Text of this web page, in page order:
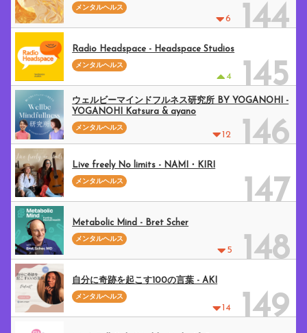
6 144
メンタルヘルス
4 145
Radio Headspace - Headspace Studios
メンタルヘルス
12 146
ウェルビーマインドフルネス研究所 BY YOGANOHI -
YOGANOHI Katsura & ayano
メンタルヘルス
147
Live freely No limits - NAMI・KIRI
メンタルヘルス
5 148
Metabolic Mind - Bret Scher
メンタルヘルス
14 149
自分に奇跡を起こす100の言葉 - AKI
メンタルヘルス